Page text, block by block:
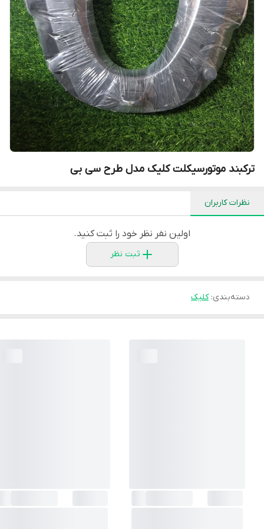
ترکبند موتورسیکلت کلیک مدل طرح سی بی
نظرات کاربران
اولین نفر نظر خود را ثبت کنید.
ثبت نظر
دسته‌بندی:کلیک